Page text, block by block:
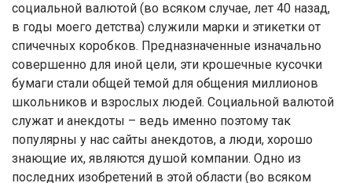
социальной валютой (во всяком случае, лет 40 назад,
в годы моего детства) служили марки и этикетки от
спичечных коробков. Предназначенные изначально
совершенно для иной цели, эти крошечные кусочки
бумаги стали общей темой для общения миллионов
школьников и взрослых людей. Социальной валютой
служат и анекдоты – ведь именно поэтому так
популярны у нас сайты анекдотов, а люди, хорошо
знающие их, являются душой компании. Одно из
последних изобретений в этой области (во всяком